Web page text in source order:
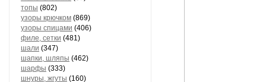
топы (802)
узоры крючком (869)
узоры спицами (406)
филе, сетки (481)
шали (347)
шапки, шляпы (462)
шарфы (333)
шнуры, жгуты (160)